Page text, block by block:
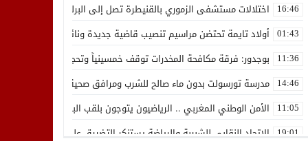
16:46 اختلالات مستشفى الزموري بالقنيطرة تصل إلى البرلمان واستقالة
01:43 أولاد تايمة تحتضن مراسيم تنصيب قاضية جديدة ونائب لوكيل الملك
11:36 بوجدور: فرقة مكافحة المخدرات توقف خمسينياً وتحجز 10 كيلوغرامات من الشيرا
14:46 مدرسة تورسولت بدون ماء صالح للشرب ومرافق صحية في وضعية
11:05 الأمن الوطني المغربي .. الرياضيون يتوجون بلقب البطولة العربية
19:01 الاتحاد النقابي للشبيبة والرياضة يستنكر التضييق على الموظفين